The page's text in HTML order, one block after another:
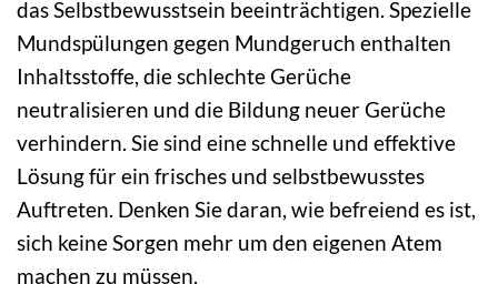
das Selbstbewusstsein beeinträchtigen. Spezielle
Mundspülungen gegen Mundgeruch enthalten
Inhaltsstoffe, die schlechte Gerüche
neutralisieren und die Bildung neuer Gerüche
verhindern. Sie sind eine schnelle und effektive
Lösung für ein frisches und selbstbewusstes
Auftreten. Denken Sie daran, wie befreiend es ist,
sich keine Sorgen mehr um den eigenen Atem
machen zu müssen.